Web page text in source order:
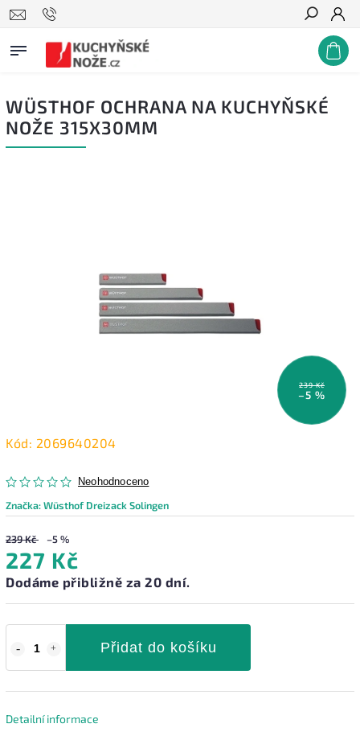
Hledat
WÜSTHOF OCHRANA NA KUCHYŇSKÉ
NOŽE 315X30MM
239 Kč
–5 %
Kód: 2069640204
Neohodnoceno
Značka:Wüsthof Dreizack Solingen
239 Kč –5 %
227 Kč
Dodáme přibližně za 20 dní.
Přidat do košíku
Detailní informace